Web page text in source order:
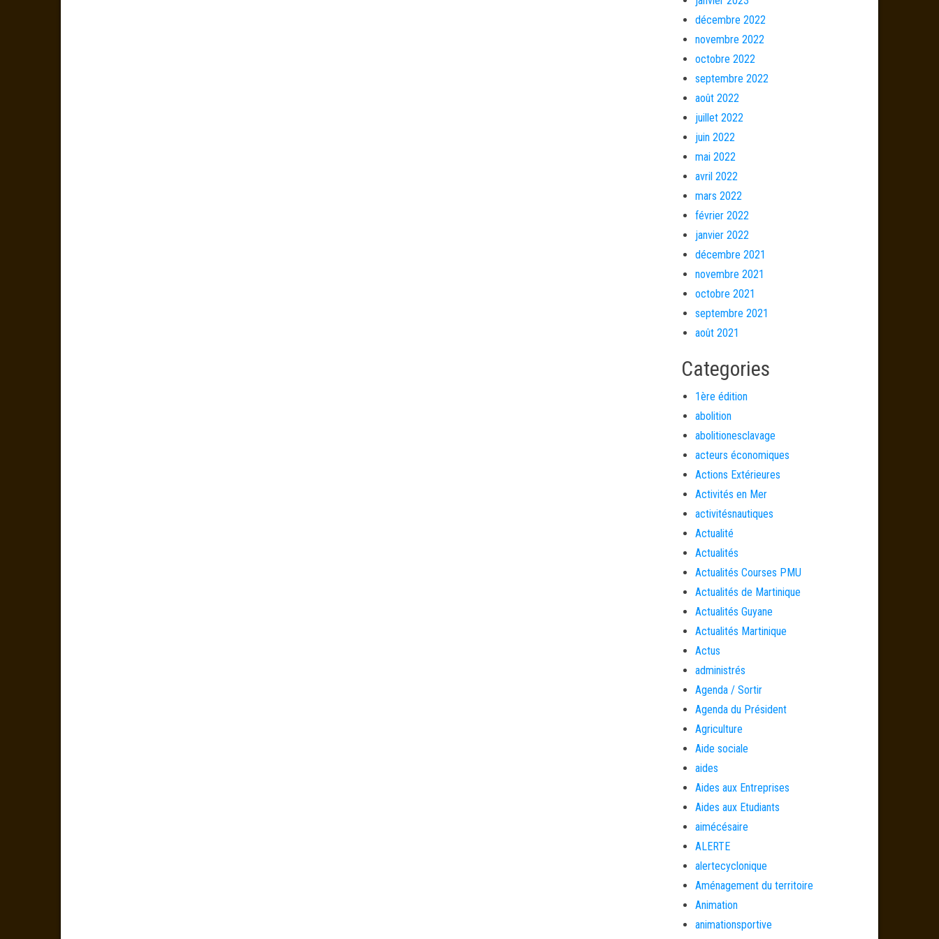
décembre 2022
novembre 2022
octobre 2022
septembre 2022
août 2022
juillet 2022
juin 2022
mai 2022
avril 2022
mars 2022
février 2022
janvier 2022
décembre 2021
novembre 2021
octobre 2021
septembre 2021
août 2021
Categories
1ère édition
abolition
abolitionesclavage
acteurs économiques
Actions Extérieures
Activités en Mer
activitésnautiques
Actualité
Actualités
Actualités Courses PMU
Actualités de Martinique
Actualités Guyane
Actualités Martinique
Actus
administrés
Agenda / Sortir
Agenda du Président
Agriculture
Aide sociale
aides
Aides aux Entreprises
Aides aux Etudiants
aimécésaire
ALERTE
alertecyclonique
Aménagement du territoire
Animation
animationsportive